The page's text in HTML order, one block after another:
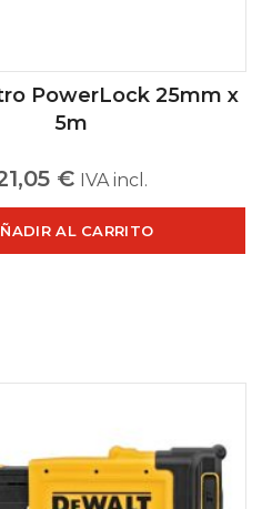
PowerLock 25mm x
5m
€ IVA incl.
AL CARRITO